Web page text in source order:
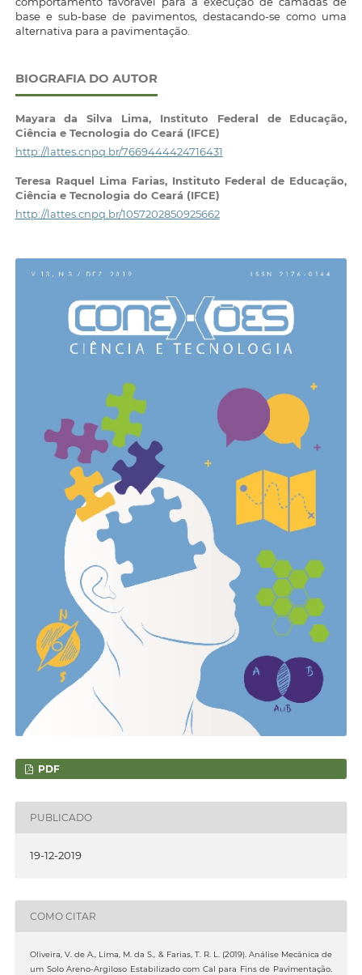
base e sub-base de pavimentos, destacando-se como uma
alternativa para a pavimentação.
BIOGRAFIA DO AUTOR
Mayara da Silva Lima, Instituto Federal de Educação,
Ciência e Tecnologia do Ceará (IFCE)
http://lattes.cnpq.br/7669444424716431
Teresa Raquel Lima Farias, Instituto Federal de Educação,
Ciência e Tecnologia do Ceará (IFCE)
http://lattes.cnpq.br/1057202850925662
PDF
PUBLICADO
19-12-2019
COMO CITAR
Oliveira, V. de A., Lima, M. da S., & Farias, T. R. L. (2019). Análise Mecânica de
um Solo Areno-Argiloso Estabilizado com Cal para Fins de Pavimentação.